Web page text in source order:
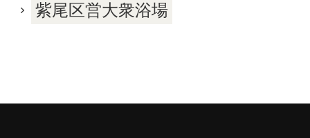
紫尾区営大衆浴場